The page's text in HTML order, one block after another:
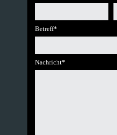
Betreff*
Nachricht*